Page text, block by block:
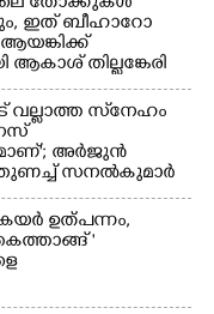
ഇത് ബീഹാറോ
തില്ലങ്കേരി
വല്ലാത്ത സ്‌നേഹം
അർജുൻ
സനൽകുമാർ
കയർ ഉത്പന്നം,
'